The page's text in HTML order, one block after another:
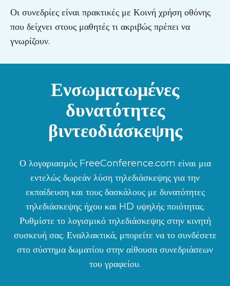
Οι συνεδρίες είναι πρακτικές με Κοινή χρήση οθόνης
που δείχνει στους μαθητές τι ακριβώς πρέπει να
γνωρίζουν.
Ενσωματωμένες
δυνατότητες
βιντεοδιάσκεψης
Ο λογαριασμός FreeConference.com είναι μια
εντελώς δωρεάν λύση τηλεδιάσκεψης για την
εκπαίδευση και τους δασκάλους με δυνατότητες
τηλεδιάσκεψης ήχου και HD υψηλής ποιότητας.
Ρυθμίστε το λογισμικό τηλεδιάσκεψης στην κινητή
συσκευή σας. Εναλλακτικά, μπορείτε να το συνδέσετε
στο σύστημα δωματίου στην αίθουσα συνεδριάσεων
του γραφείου.